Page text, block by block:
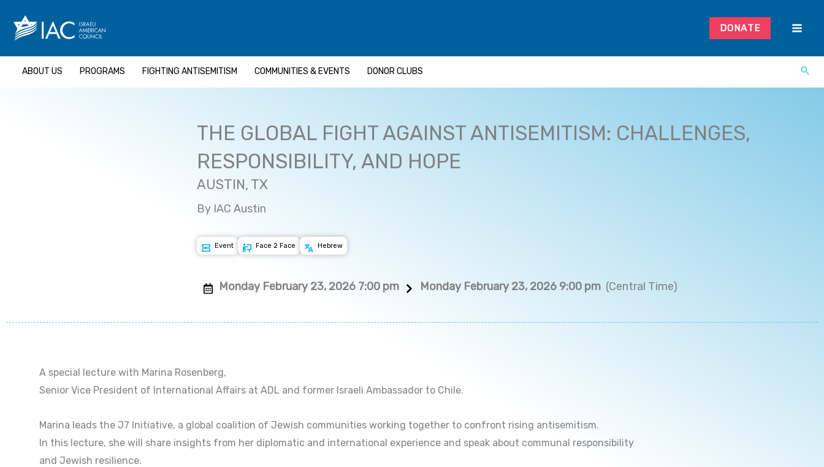
content
DONATE
ABOUT US PROGRAMS FIGHTING ANTISEMITISM COMMUNITIES & EVENTS DONOR CLUBS
THE GLOBAL FIGHT AGAINST ANTISEMITISM: CHALLENGES,
RESPONSIBILITY, AND HOPE
AUSTIN, TX
By IAC Austin
Event Face 2 Face Hebrew
Monday February 23, 2026 7:00 pm Monday February 23, 2026 9:00 pm (Central Time)
A special lecture with Marina Rosenberg,
Senior Vice President of International Affairs at ADL and former Israeli Ambassador to Chile.
Marina leads the J7 Initiative, a global coalition of Jewish communities working together to confront rising antisemitism.
In this lecture, she will share insights from her diplomatic and international experience and speak about communal responsibility
and Jewish resilience.